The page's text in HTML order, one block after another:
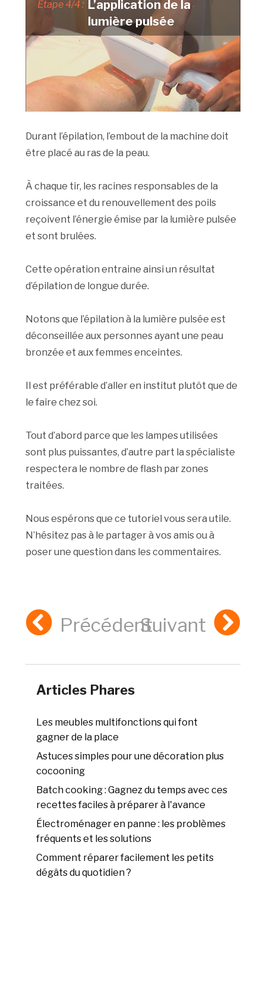
Etape 4/4 : L’application de la
lumière pulsée
Durant l’épilation, l’embout de la machine doit
être placé au ras de la peau.
À chaque tir, les racines responsables de la
croissance et du renouvellement des poils
reçoivent l’énergie émise par la lumière pulsée
et sont brulées.
Cette opération entraine ainsi un résultat
d’épilation de longue durée.
Notons que l’épilation à la lumière pulsée est
déconseillée aux personnes ayant une peau
bronzée et aux femmes enceintes.
Il est préférable d’aller en institut plutôt que de
le faire chez soi.
Tout d’abord parce que les lampes utilisées
sont plus puissantes, d’autre part la spécialiste
respectera le nombre de flash par zones
traitées.
Nous espérons que ce tutoriel vous sera utile.
N’hésitez pas à le partager à vos amis ou à
poser une question dans les commentaires.
PrécédentSuivant
Articles Phares
Les meubles multifonctions qui font
gagner de la place
Astuces simples pour une décoration plus
cocooning
Batch cooking : Gagnez du temps avec ces
recettes faciles à préparer à l'avance
Électroménager en panne : les problèmes
fréquents et les solutions
Comment réparer facilement les petits
dégâts du quotidien ?